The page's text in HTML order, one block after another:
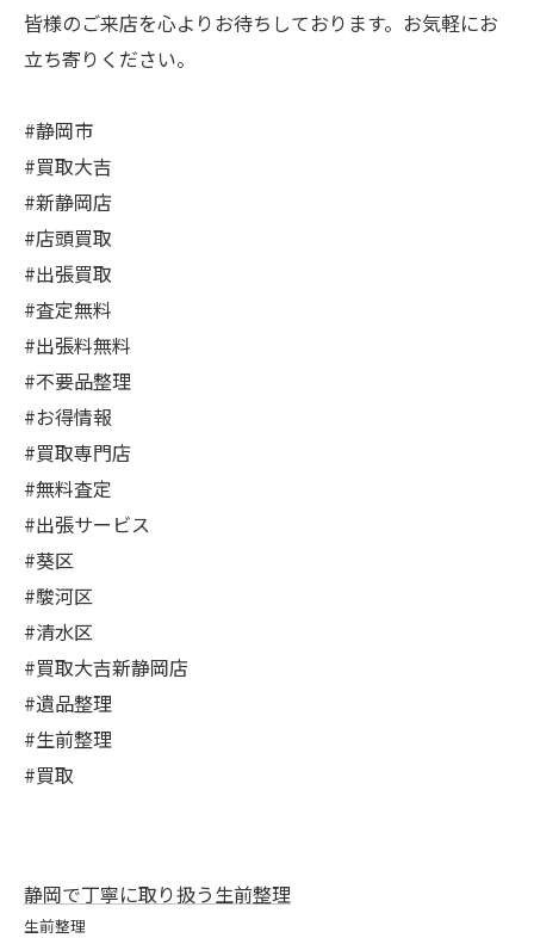
皆様のご来店を心よりお待ちしております。お気軽にお
立ち寄りください。
#静岡市
#買取大吉
#新静岡店
#店頭買取
#出張買取
#査定無料
#出張料無料
#不要品整理
#お得情報
#買取専門店
#無料査定
#出張サービス
#葵区
#駿河区
#清水区
#買取大吉新静岡店
#遺品整理
#生前整理
#買取
静岡で丁寧に取り扱う生前整理
生前整理